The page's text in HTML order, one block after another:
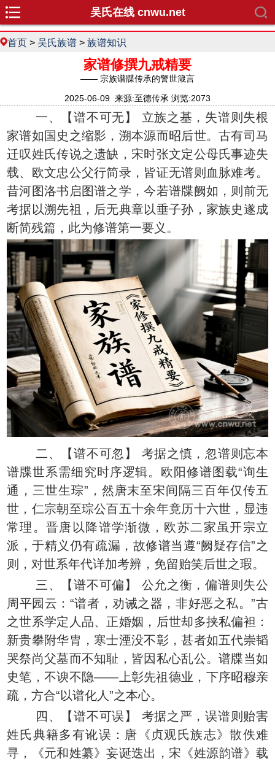
吴氏在线 cnwu.net
首页 > 吴氏族谱 > 族谱知识
家谱修撰九戒精要
—— 宗族谱牒传承的警世箴言
2025-06-09 来源:至德传承 浏览:2073
一、【谱不可无】 立族之基，失谱则失根
家谱如国史之缩影，溯本源而昭后世。古有司马
迁叹姓氏传说之遗缺，宋时张文定公母氏事迹失
载、欧文忠公父行简录，皆证无谱则血脉难考。
昔河图洛书启图谱之学，今若谱牒阙如，则前无
考据以溯先祖，后无典章以垂子孙，家族史遂成
断简残篇，此为修谱第一要义。
二、【谱不可忽】 考据之慎，忽谱则忘本
谱牒世系需细究时序逻辑。欧阳修谱图载“询生
通，三世生琮”，然唐末至宋间隔三百年仅传五
世，仁宗朝至琮公百五十余年竟历十六世，显违
常理。晋唐以降谱学渐微，欧苏二家虽开宗立
派，于精义仍有疏漏，故修谱当遵“阙疑存信”之
则，对世系年代详加考辨，免留贻笑后世之瑕。
三、【谱不可偏】 公允之衡，偏谱则失公
周平园云：“谱者，劝诫之器，非好恶之私。”古
之世系学定人品、正婚姻，后世却多挟私偏袒：
新贵攀附华胄，寒士湮没不彰，甚者如五代崇韬
哭祭尚父墓而不知耻，皆因私心乱公。谱牒当如
史笔，不谀不隐——上彰先祖德业，下序昭穆亲
疏，方合“以谱化人”之本心。
四、【谱不可误】 考据之严，误谱则贻害
姓氏典籍多有讹误：唐《贞观氏族志》散佚难
寻，《元和姓纂》妄诞迭出，宋《姓源韵谱》载